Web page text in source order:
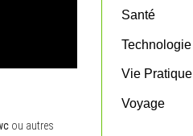
ou autres
Santé
Technologie
Vie Pratique
Voyage